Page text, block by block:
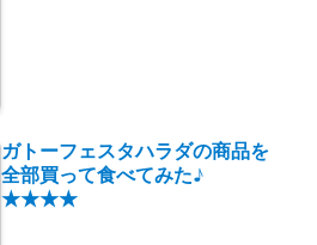
ガトーフェスタハラダの商品を
全部買って食べてみた♪
★★★★